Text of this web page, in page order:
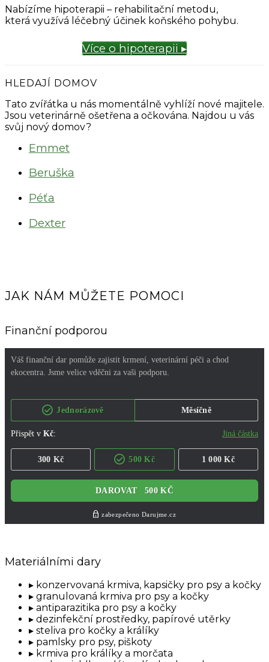
Nabízíme hipoterapii – rehabilitační metodu,
která využívá léčebný účinek koňského pohybu.
Více o hipoterapii ▸
HLEDAJÍ DOMOV
Tato zvířátka u nás momentálně vyhlíží nové majitele.
Jsou veterinárně ošetřena a očkována. Najdou u vás
svůj nový domov?
Emmet
Beruška
Péťa
Dexter
JAK NÁM MŮŽETE POMOCI
Finanční podporou
Materiálními dary
konzervovaná krmiva, kapsičky pro psy a kočky
granulovaná krmiva pro psy a kočky
antiparazitika pro psy a kočky
dezinfekční prostředky, papírové utěrky
steliva pro kočky a králíky
pamlsky pro psy, piškoty
krmiva pro králíky a morčata